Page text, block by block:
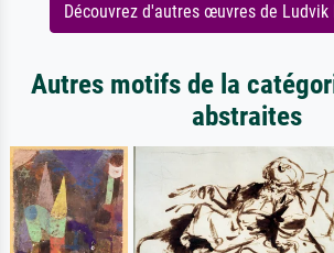
Découvrez d'autres œuvres de Ludvik
Autres motifs de la
abstraites